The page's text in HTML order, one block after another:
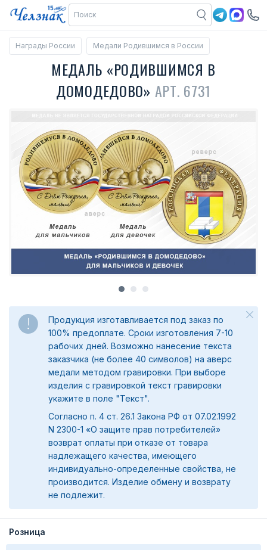
Награды России Медали Родившимся в России
МЕДАЛЬ «РОДИВШИМСЯ В
ДОМОДЕДОВО» АРТ. 6731
Продукция изготавливается под заказ по
100% предоплате. Сроки изготовления 7-10
рабочих дней. Возможно нанесение текста
заказчика (не более 40 символов) на аверс
медали методом гравировки. При выборе
изделия с гравировкой текст гравировки
укажите в поле "Текст".
Согласно п. 4 ст. 26.1 Закона РФ от 07.02.1992
N 2300-1 «О защите прав потребителей»
возврат оплаты при отказе от товара
надлежащего качества, имеющего
индивидуально-определенные свойства, не
производится. Изделие обмену и возврату
не подлежит.
Розница